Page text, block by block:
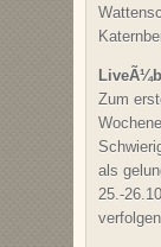
Zum
als
25.-